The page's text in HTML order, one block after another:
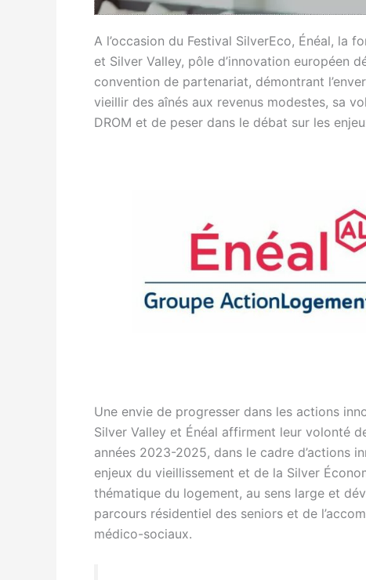
A l’occasion du Festival SilverEco, Énéal, la
et Silver Valley, pôle d’innovation européen
convention de partenariat, démontrant
vieillir des aînés aux revenus modestes, sa
DROM et de peser dans le débat sur les
Une envie de progresser dans les actions
Silver Valley et Énéal affirment leur volonté
années 2023-2025, dans le cadre d’actions
enjeux du vieillissement et de la Silver
thématique du logement, au sens large et
parcours résidentiel des seniors et de
médico-sociaux.